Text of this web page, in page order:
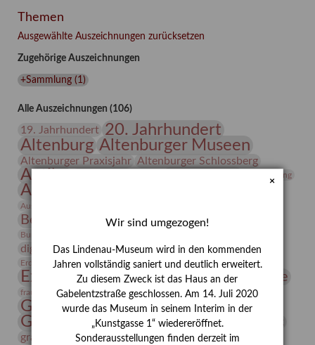
im
des
Lindenau-
Themen
Ausgewählte Auszeichnungen zurücksetzen
Zugehörige Auszeichnungen
+Sammlung(1 )
Alle Auszeichnungen (106)
19. Jahrhundert 20. Jahrhundert
Altenburg Altenburger Museen
Altenburger Praxisjahr Altenburger Schlossberg
Antike Asta Gröting
Ausstellung
Ausstellung „Vier Winde“
Bernhard August von Lindenau
Burg Posterstein
digitallabor Entartete Kunst
Enteignung
Erdmann Julius Dietrich
Erlebnisportal estrusker Exlibris
Expressionismus Festrede Florenz Fotografie
frauen Frauen in der Antike und heute
Gerhard-Altenbourg-Preis
Gerhard Altenbourg
Gerhard Kurt Müller
grafische sammlung griechische Mythologie
×
Wir sind umgezogen!
Das Lindenau-Museum wird in den kommenden
Jahren vollständig saniert und deutlich erweitert.
Zu diesem Zweck ist das Haus an der
Gabelentzstraße geschlossen. Am 14. Juli 2020
wurde das Museum in seinem Interim in der
„Kunstgasse 1“ wiedereröffnet.
Sonderausstellungen finden derzeit im